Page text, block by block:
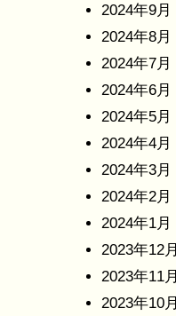
2024年9月
2024年8月
2024年7月
2024年6月
2024年5月
2024年4月
2024年3月
2024年2月
2024年1月
2023年12月
2023年11月
2023年10月